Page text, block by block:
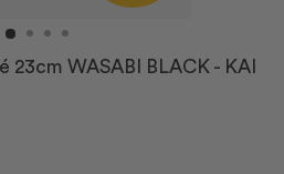
23cm WASABI BLACK - KAI